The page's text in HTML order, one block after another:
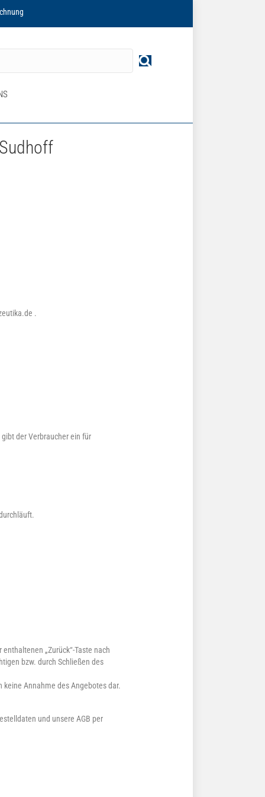
.
der Verbraucher ein für
„Zurück“-Taste nach
bzw. durch Schließen des
Annahme des Angebotes dar.
und unsere AGB per